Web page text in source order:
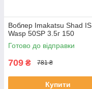
Воблер Imakatsu Shad IS
Wasp 50SP 3.5г 150
Готово до відправки
709 ₴ 781 ₴
Купити